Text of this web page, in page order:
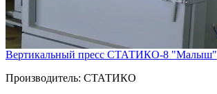
Вертикальный пресс СТАТИКО-8 "Малыш"
Производитель: СТАТИКО